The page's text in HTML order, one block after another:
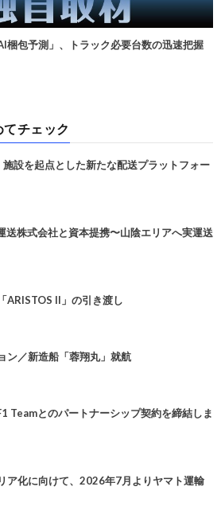
梱包予測」、トラック必要台数の迅速把握
てチェック
設を起点とした新たな配送プラットフォー
株式会社と資本提携〜山陰エリアへ実運送
ARISTOS II」の引き渡し
ン／新造船「蓉翔丸」就航
Teamとのパートナーシップ契約を締結しま
ア化に向けて、2026年7月よりヤマト運輸